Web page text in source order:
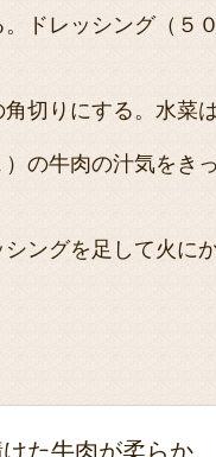
ドレッシング（５
切りにする。水菜
の牛肉の汁気をき
シングを足して火に
た牛肉が柔らか